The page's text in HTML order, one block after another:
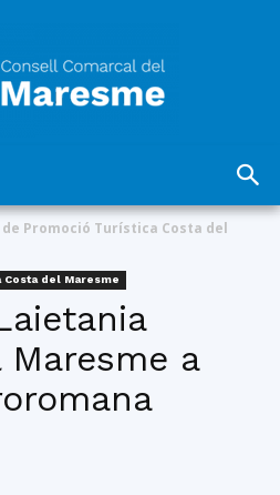
Comarcal
del
de Promoció Turística Costa del
del Maresme
a